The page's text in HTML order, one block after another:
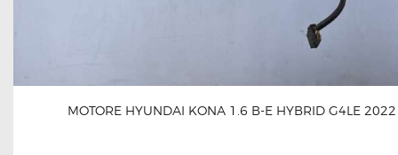
MOTORE HYUNDAI KONA 1.6 B-E HYBRID G4LE